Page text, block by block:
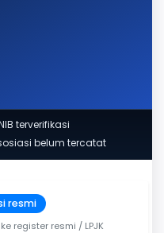
terverifikasi
belum tercatat
resmi
ke register resmi / LPJK